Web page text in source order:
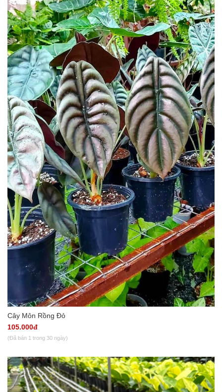
Cây Môn Rồng Đỏ
105.000đ
(Đã bán 1 trong 30 ngày)